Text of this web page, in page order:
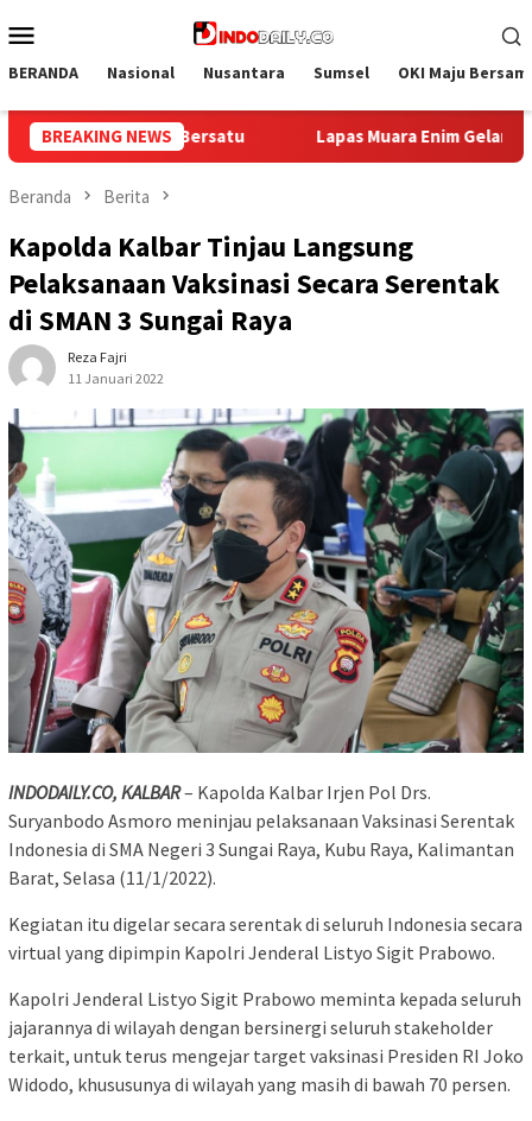
ke
Mobile
BERANDA Nasional Nusantara Sumsel OKI Maju
BREAKING NEWS
Gelar Bakti Sosial Donor Darah dalam Rangka
Beranda Berita
Kapolda Kalbar Tinjau Langsung
Pelaksanaan Vaksinasi Secara Serentak
di SMAN 3 Sungai Raya
Reza Fajri
11 Januari 2022
INDODAILY.CO, KALBAR– Kapolda Kalbar Irjen Pol Drs.
Suryanbodo Asmoro meninjau pelaksanaan Vaksinasi Serentak
Indonesia di SMA Negeri 3 Sungai Raya, Kubu Raya, Kalimantan
Barat, Selasa (11/1/2022).
Kegiatan itu digelar secara serentak di seluruh Indonesia secara
virtual yang dipimpin Kapolri Jenderal Listyo Sigit Prabowo.
Kapolri Jenderal Listyo Sigit Prabowo meminta kepada seluruh
jajarannya di wilayah dengan bersinergi seluruh stakeholder
terkait, untuk terus mengejar target vaksinasi Presiden RI Joko
Widodo, khususunya di wilayah yang masih di bawah 70 persen.